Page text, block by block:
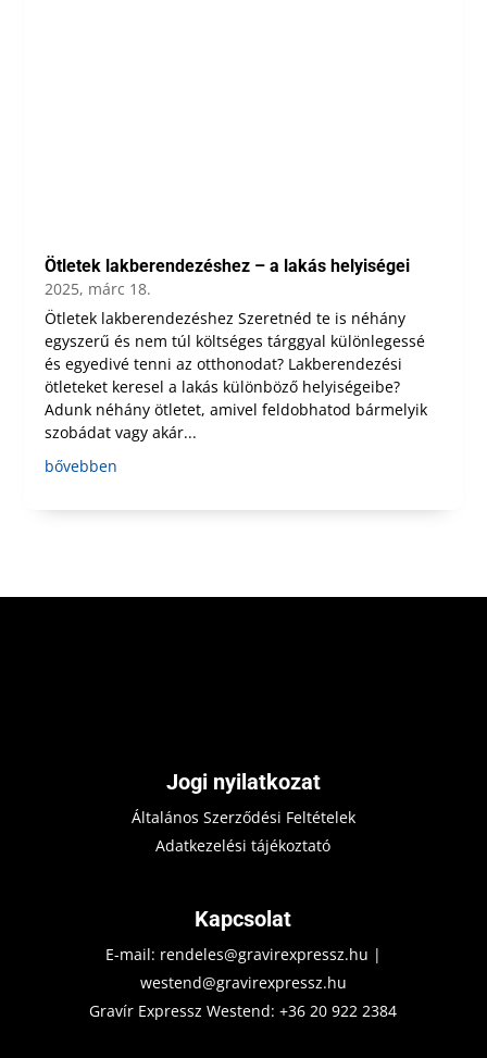
Ötletek lakberendezéshez – a lakás helyiségei
2025, márc 18.
Ötletek lakberendezéshez Szeretnéd te is néhány
egyszerű és nem túl költséges tárggyal különlegessé
és egyedivé tenni az otthonodat? Lakberendezési
ötleteket keresel a lakás különböző helyiségeibe?
Adunk néhány ötletet, amivel feldobhatod bármelyik
szobádat vagy akár...
bővebben
Jogi nyilatkozat
Általános Szerződési Feltételek
Adatkezelési tájékoztató
Kapcsolat
E-mail: rendeles@gravirexpressz.hu |
westend@gravirexpressz.hu
Gravír Expressz Westend:+36 20 922 2384